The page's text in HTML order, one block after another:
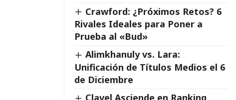
Crawford: ¿Próximos Retos? 6
Rivales Ideales para Poner a
Prueba al «Bud»
Alimkhanuly vs. Lara:
Unificación de Títulos Medios el 6
de Diciembre
Clavel Asciende en Ranking